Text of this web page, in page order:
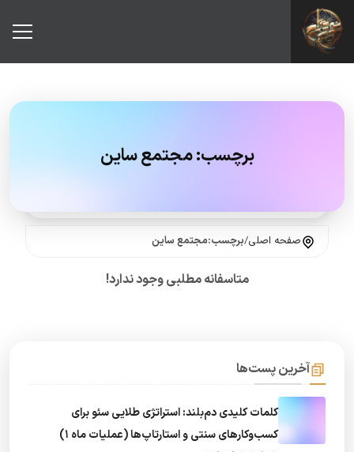
برچسب:مجتمع ساین
صفحه اصلی/برچسب:مجتمع ساین
متاسفانه مطلبی وجود ندارد!
آخرین پست‌ها
کلمات کلیدی دم‌بلند: استراتژی طلایی سئو برای
کسب‌وکارهای سنتی و استارتاپ‌ها (عملیات ماه 1)